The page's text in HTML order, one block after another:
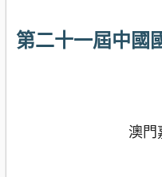
第二十一屆中國
澳門